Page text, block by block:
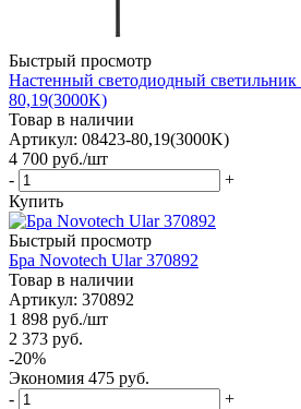
Быстрый просмотр
Настенный светодиодный
80,19(3000K)
Товар в наличии
Артикул: 08423-80,19(3000K)
4 700 руб./шт
-
+
Купить
Быстрый просмотр
Бра Novotech Ular 370892
Товар в наличии
Артикул: 370892
1 898 руб./шт
2 373 руб.
-20%
Экономия 475 руб.
-
+